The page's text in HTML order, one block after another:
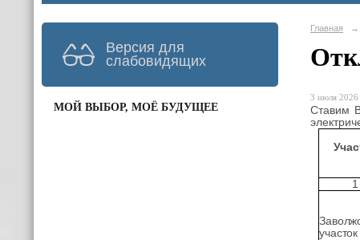
Версия для
слабовидящих
МОЙ ВЫБОР, МОЁ БУДУЩЕЕ
Главная →
3 июля 2026
Ставим
1
участок